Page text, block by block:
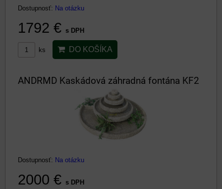
Dostupnosť: Na otázku
1792 € s DPH
ks DO KOŠÍKA
ANDRMD Kaskádová záhradná fontána KF2
Dostupnosť: Na otázku
2000 € s DPH